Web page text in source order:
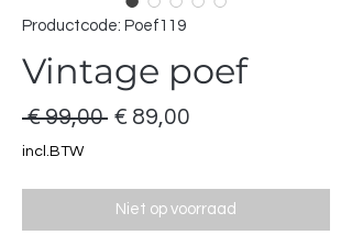
Productcode: Poef119
Vintage poef
€ 99,00 Normale
€ 89,00
incl.BTW
Niet op voorraad